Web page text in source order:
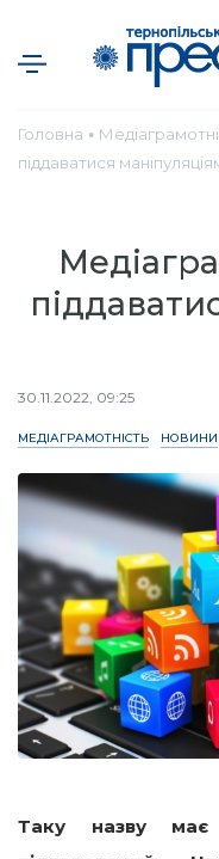
Головна ●
піддаватися
30.11.2022, 09:25
МЕДІАГРАМОТНІСТЬ НОВИНИ
Таку назву має